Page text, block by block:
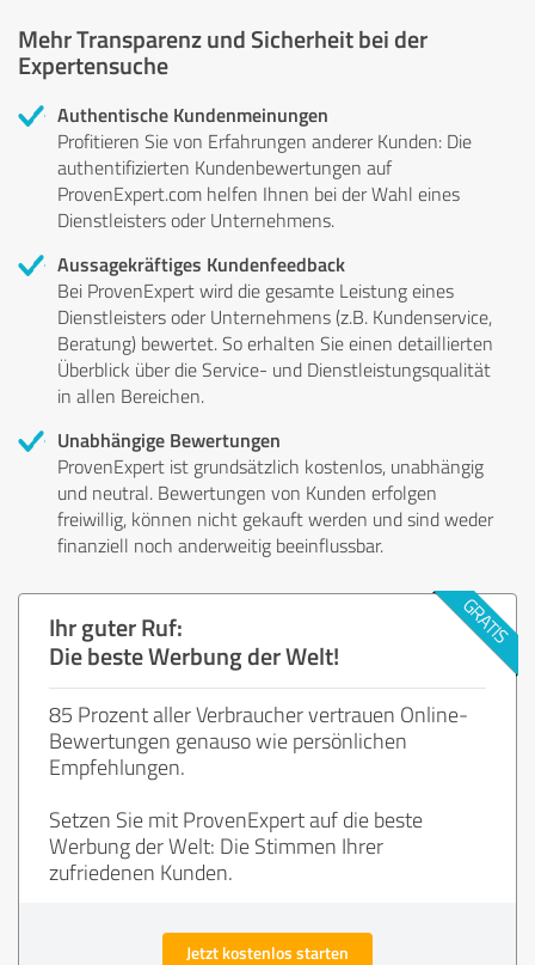
Mehr Transparenz und Sicherheit bei der
Expertensuche
Authentische Kundenmeinungen
Profitieren Sie von Erfahrungen anderer Kunden: Die
authentifizierten Kundenbewertungen auf
ProvenExpert.com helfen Ihnen bei der Wahl eines
Dienstleisters oder Unternehmens.
Aussagekräftiges Kundenfeedback
Bei ProvenExpert wird die gesamte Leistung eines
Dienstleisters oder Unternehmens (z.B. Kundenservice,
Beratung) bewertet. So erhalten Sie einen detaillierten
Überblick über die Service- und Dienstleistungsqualität
in allen Bereichen.
Unabhängige Bewertungen
ProvenExpert ist grundsätzlich kostenlos, unabhängig
und neutral. Bewertungen von Kunden erfolgen
freiwillig, können nicht gekauft werden und sind weder
finanziell noch anderweitig beeinflussbar.
Ihr guter Ruf:
Die beste Werbung der Welt!
85 Prozent aller Verbraucher vertrauen Online-
Bewertungen genauso wie persönlichen
Empfehlungen.
Setzen Sie mit ProvenExpert auf die beste
Werbung der Welt: Die Stimmen Ihrer
zufriedenen Kunden.
Jetzt kostenlos starten